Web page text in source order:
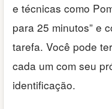
e técnicas como
para 25 minutos” e
tarefa. Você pode
cada um com seu
identificação.